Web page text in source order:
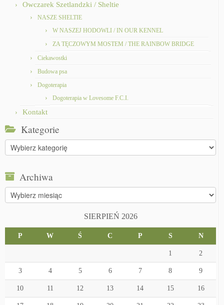
Owczarek Szetlandzki / Sheltie
NASZE SHELTIE
W NASZEJ HODOWLI / IN OUR KENNEL
ZA TĘCZOWYM MOSTEM / THE RAINBOW BRIDGE
Ciekawostki
Budowa psa
Dogoterapia
Dogoterapia w Lovesome F.C.I.
Kontakt
Kategorie
Kategorie
Archiwa
Archiwa
SIERPIEŃ 2026
P W Ś C P S N
1 2
3 4 5 6 7 8 9
10 11 12 13 14 15 16